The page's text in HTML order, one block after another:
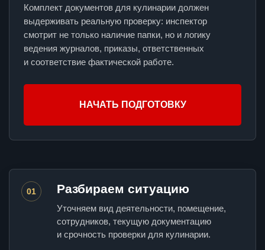
Комплект документов для кулинарии должен
выдерживать реальную проверку: инспектор
смотрит не только наличие папки, но и логику
ведения журналов, приказы, ответственных
и соответствие фактической работе.
НАЧАТЬ ПОДГОТОВКУ
01 Разбираем ситуацию
Уточняем вид деятельности, помещение,
сотрудников, текущую документацию
и срочность проверки для кулинарии.